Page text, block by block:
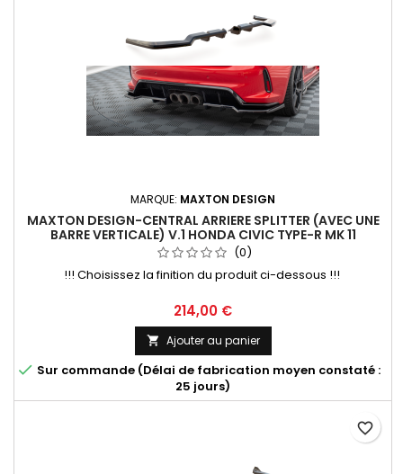
MARQUE: MAXTON DESIGN
MAXTON DESIGN-CENTRAL ARRIERE SPLITTER (AVEC UNE
BARRE VERTICALE) V.1 HONDA CIVIC TYPE-R MK 11
(0)
!!! Choisissez la finition du produit ci-dessous !!!
Prix
214,00 €
 Ajouter au panier
 Sur commande (Délai de fabrication moyen constaté :
25 jours)
favorite_border